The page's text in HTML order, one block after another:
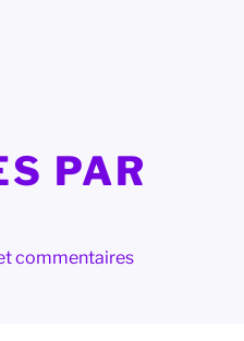
PAR
commentaires